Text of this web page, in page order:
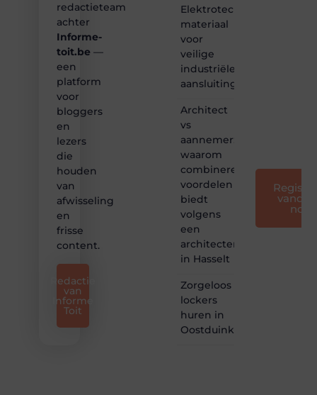
redactieteam
achter
Informe-
toit.be —
een
platform
voor
bloggers
en
lezers
die
houden
van
afwisseling
en
frisse
content.
Redactie
van
Informe
Toit
Elektrotechnisch
materiaal
voor
veilige
industriële
aansluitingen
Architect
vs
aannemer:
waarom
combineren
voordelen
biedt
volgens
een
architectenbureau
in Hasselt
Zorgeloos
lockers
huren in
Oostduinkerke
nog